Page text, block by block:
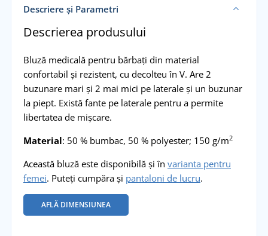
Descriere și Parametri
Descrierea produsului
Bluză medicală pentru bărbați din material
confortabil și rezistent, cu decolteu în V. Are 2
buzunare mari și 2 mai mici pe laterale și un buzunar
la piept. Există fante pe laterale pentru a permite
libertatea de mișcare.
Material: 50 % bumbac, 50 % polyester; 150 g/m2
Această bluză este disponibilă și în varianta pentru
femei. Puteți cumpăra și pantaloni de lucru.
AFLĂ DIMENSIUNEA